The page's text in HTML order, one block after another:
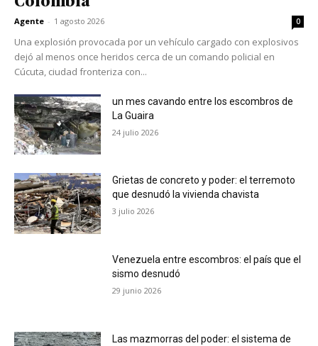
Agente - 1 agosto 2026 0
Una explosión provocada por un vehículo cargado con explosivos
dejó al menos once heridos cerca de un comando policial en
Cúcuta, ciudad fronteriza con...
un mes cavando entre los escombros de
La Guaira
24 julio 2026
Grietas de concreto y poder: el terremoto
que desnudó la vivienda chavista
3 julio 2026
Venezuela entre escombros: el país que el
sismo desnudó
29 junio 2026
Las mazmorras del poder: el sistema de